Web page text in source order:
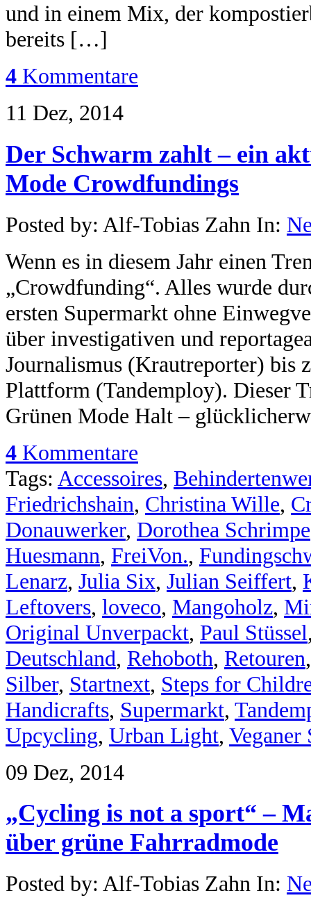
und in einem Mix, der
bereits […]
4 Kommentare
11 Dez, 2014
Der Schwarm zahlt – ein
Mode Crowdfundings
Posted by: Alf-Tobias Zahn In:
Wenn es in diesem Jahr einen
„Crowdfunding“. Alles wurde
ersten Supermarkt ohne
über investigativen und
Journalismus (Krautreporter) bis
Plattform (Tandemploy). Dieser
Grünen Mode Halt –
4 Kommentare
Tags: Accessoires,
Friedrichshain, Christina Wille,
Donauwerker, Dorothea Schrimpe
Huesmann, FreiVon.,
Lenarz, Julia Six, Julian Seiffert,
Leftovers, loveco, Mangoholz,
Original Unverpackt, Paul Stüssel
Deutschland, Rehoboth, Retouren
Silber, Startnext, Steps for
Handicrafts, Supermarkt,
Upcycling, Urban Light, Veganer
09 Dez, 2014
„Cycling is not a sport“ –
über grüne Fahrradmode
Posted by: Alf-Tobias Zahn In: